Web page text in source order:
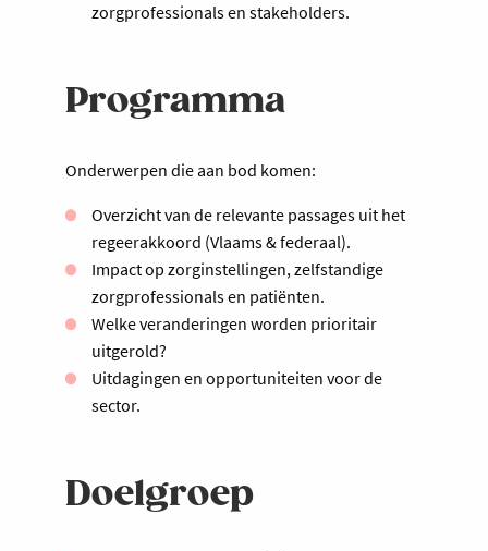
zorgprofessionals en stakeholders.
Programma
Onderwerpen die aan bod komen:
Overzicht van de relevante passages uit het
regeerakkoord (Vlaams & federaal).
Impact op zorginstellingen, zelfstandige
zorgprofessionals en patiënten.
Welke veranderingen worden prioritair
uitgerold?
Uitdagingen en opportuniteiten voor de
sector.
Doelgroep